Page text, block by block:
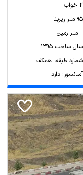
2 خواب
95 متر زیربنا
-- متر زمین
سال ساخت 1395
شماره طبقه: همکف
آسانسور: دارد